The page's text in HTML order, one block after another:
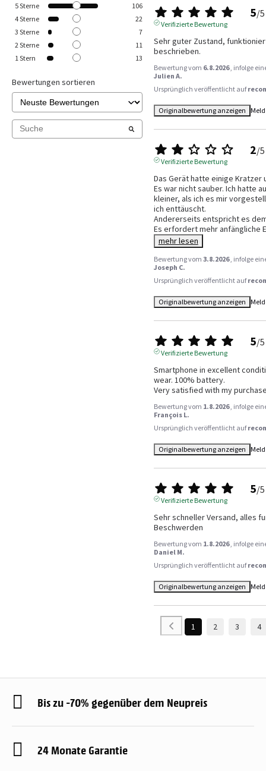
5Sterne
106
4Sterne
22
3 Sterne
7
2 Sterne
11
1 Stern 13
Bewertungen sortieren
5/5
Verifizierte Bewertung
Sehr guter Zustand,
beschrieben.
Bewertung vom 6.8.2026 , infolge
Julien A.
Ursprünglich veröffentlicht auf
Originalbewertung anzeigen
2/5
Verifizierte Bewertung
Das Gerät hatte einige Kratzer
Es war nicht sauber. Ich hatte
kleiner, als ich es mir
ich enttäuscht.
Andererseits entspricht es
Es erfordert mehr anfängliche
mehr lesen
Bewertung vom 3.8.2026 , infolge
Joseph C.
Ursprünglich veröffentlicht auf
Originalbewertung anzeigen
5/5
Verifizierte Bewertung
Smartphone in excellent
wear. 100% battery.
Very satisfied with my
Bewertung vom 1.8.2026 , infolge
François L.
Ursprünglich veröffentlicht auf
Originalbewertung anzeigen
5/5
Verifizierte Bewertung
Sehr schneller Versand, alles
Beschwerden
Bewertung vom 1.8.2026 , infolge
Daniel M.
Ursprünglich veröffentlicht auf
Originalbewertung anzeigen
1 2 3 4
Bis zu -70% gegenüber dem Neupreis
24 Monate Garantie